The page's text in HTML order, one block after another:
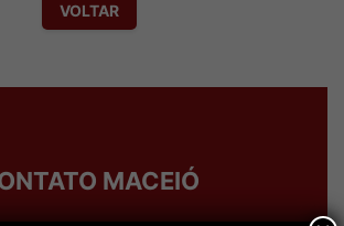
VOLTAR
MACEIÓ